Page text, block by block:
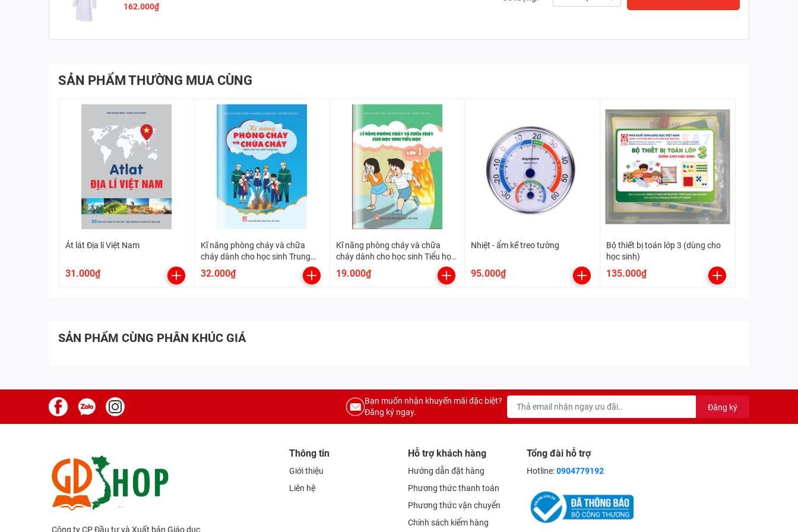
162.000₫
SẢN PHẨM THƯỜNG MUA CÙNG
Át lát Địa lí Việt Nam
31.000₫
Kĩ năng phòng cháy và chữa
cháy dành cho học sinh Trung
học
32.000₫
Kĩ năng phòng cháy và chữa
cháy dành cho học sinh Tiểu học
- Lớp 1
19.000₫
Nhiệt - ẩm kế treo tường
95.000₫
Bộ thiết bị toán lớp 3 (dùng cho
học sinh)
135.000₫
SẢN PHẨM CÙNG PHÂN KHÚC GIÁ
Bạn muốn nhận khuyến mãi đặc biệt?
Đăng ký ngay.
Đăng ký
Công ty CP Đầu tư và Xuất bản Giáo dục
Thông tin
Giới thiệu
Liên hệ
Hỗ trợ khách hàng
Hướng dẫn đặt hàng
Phương thức thanh toán
Phương thức vận chuyển
Chính sách kiểm hàng
Tổng đài hỗ trợ
Hotline:0904779192